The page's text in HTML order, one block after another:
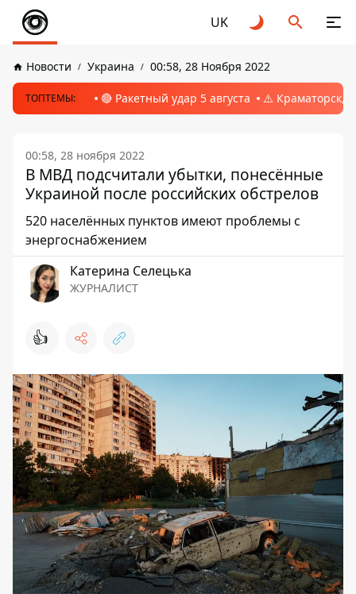
UK
Новости Украина 00:58, 28 Ноября 2022
ТОПТЕМЫ: 🔴 Ракетный удар 5 августа ⚠️ Краматорск,
00:58, 28 ноября 2022
В МВД подсчитали убытки, понесённые
Украиной после российских обстрелов
520 населённых пунктов имеют проблемы с
энергоснабжением
Катерина Селецька
ЖУРНАЛИСТ
👍